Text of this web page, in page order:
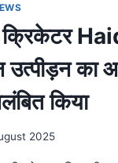
क्रिकेटर
उत्पीड़न का
किया
2025